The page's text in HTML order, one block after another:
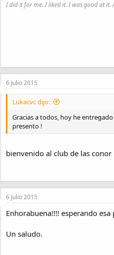
I did it for me. I liked it. I was good at it.
6 Julio 2015
Lukacvc dijo:
Gracias a todos, hoy he
presento !
bienvenido al club de las
6 Julio 2015
Enhorabuena!!!! esperando esa
Un saludo.